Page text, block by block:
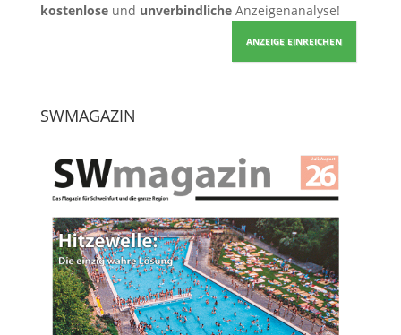
kostenloseund unverbindlicheAnzeigenanalyse!
ANZEIGE EINREICHEN
SWMAGAZIN